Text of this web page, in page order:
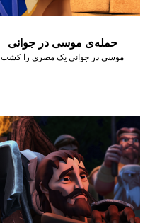
حمله‌ی موسی در جوانی
موسی در جوانی یک مصری را کشت